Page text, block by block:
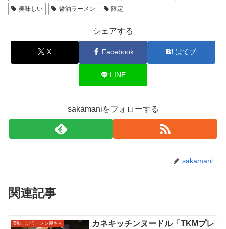
美味しい
醤油ラーメン 限定
シェアする
X Facebook はてブ
LINE
sakamaniをフォローする
sakamani
関連記事
美味しいラーメン屋さん
カネキッチンヌードル「TKMプレ